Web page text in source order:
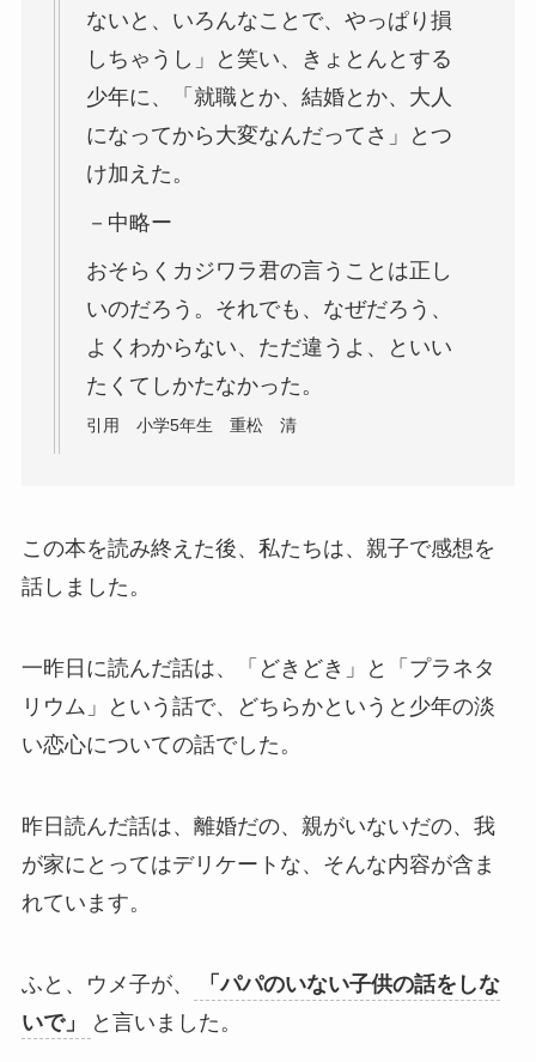
ないと、いろんなことで、やっぱり損
しちゃうし」と笑い、きょとんとする
少年に、「就職とか、結婚とか、大人
になってから大変なんだってさ」とつ
け加えた。
－中略ー
おそらくカジワラ君の言うことは正し
いのだろう。それでも、なぜだろう、
よくわからない、ただ違うよ、といい
たくてしかたなかった。
引用 小学5年生 重松 清
この本を読み終えた後、私たちは、親子で感想を
話しました。
一昨日に読んだ話は、「どきどき」と「プラネタ
リウム」という話で、どちらかというと少年の淡
い恋心についての話でした。
昨日読んだ話は、離婚だの、親がいないだの、我
が家にとってはデリケートな、そんな内容が含ま
れています。
ふと、ウメ子が、
「パパのいない子供の話をしな
いで」
と言いました。